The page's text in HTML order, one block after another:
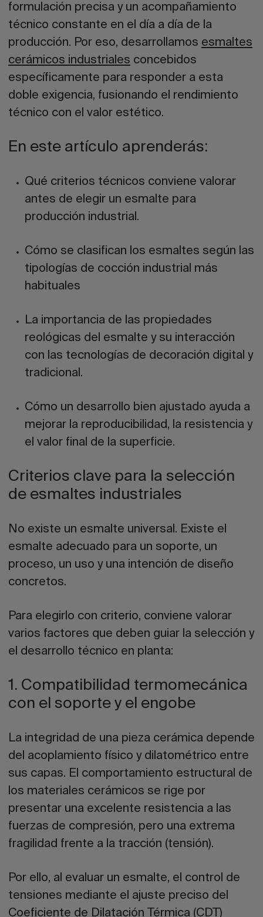
formulación precisa y un acompañamiento
técnico constante en el día a día de la
producción. Por eso, desarrollamos esmaltes
cerámicos industriales concebidos
específicamente para responder a esta
doble exigencia, fusionando el rendimiento
técnico con el valor estético.
En este artículo aprenderás:
Qué criterios técnicos conviene valorar
antes de elegir un esmalte para
producción industrial.
Cómo se clasifican los esmaltes según las
tipologías de cocción industrial más
habituales
La importancia de las propiedades
reológicas del esmalte y su interacción
con las tecnologías de decoración digital y
tradicional.
Cómo un desarrollo bien ajustado ayuda a
mejorar la reproducibilidad, la resistencia y
el valor final de la superficie.
Criterios clave para la selección
de esmaltes industriales
No existe un esmalte universal. Existe el
esmalte adecuado para un soporte, un
proceso, un uso y una intención de diseño
concretos.
Para elegirlo con criterio, conviene valorar
varios factores que deben guiar la selección y
el desarrollo técnico en planta:
1. Compatibilidad termomecánica
con el soporte y el engobe
La integridad de una pieza cerámica depende
del acoplamiento físico y dilatométrico entre
sus capas. El comportamiento estructural de
los materiales cerámicos se rige por
presentar una excelente resistencia a las
fuerzas de compresión, pero una extrema
fragilidad frente a la tracción (tensión).
Por ello, al evaluar un esmalte, el control de
tensiones mediante el ajuste preciso del
Coeficiente de Dilatación Térmica (CDT)